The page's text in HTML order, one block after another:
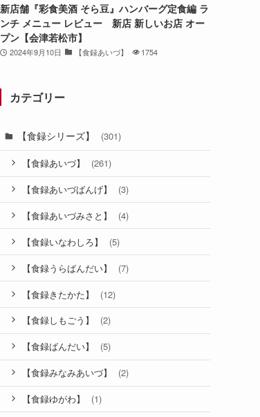
新店舗『彩食美酒 そら豆』ハンバーグ定食編 ラ
ンチ メニュー レビュー 新店 新しいお店 オー
プン【会津若松市】
2024年9月10日 【食録あいづ】 1754
カテゴリー
【食録シリーズ】 (301)
【食録あいづ】 (261)
【食録あいづばんげ】 (3)
【食録あいづみさと】 (4)
【食録いなわしろ】 (5)
【食録うらばんだい】 (7)
【食録きたかた】 (12)
【食録しもごう】 (2)
【食録ばんだい】 (5)
【食録みなみあいづ】 (2)
【食録ゆがわ】 (1)